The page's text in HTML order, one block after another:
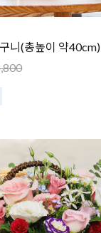
니(총높이 약40cm)